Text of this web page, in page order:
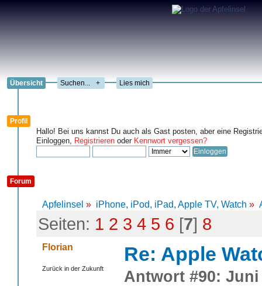
Übersicht + Lies mich
Profil
Hallo! Bei uns kannst Du auch als Gast posten, aber eine
Einloggen, Registrieren oder Kennwort vergessen?
Forum
Apfelinsel » iPhone, iPod, iPad, Apple TV, Watch »
Seiten: 1 2 3 4 5 6 [7] 8
Florian
Zurück in der Zukunft
Re: Apple
Antwort #90: Juni